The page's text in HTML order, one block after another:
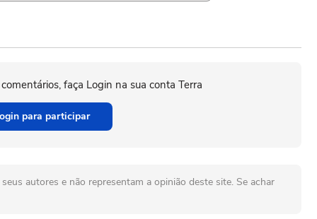
faça Login na sua conta Terra
para participar
autores e não representam a opinião deste site. Se achar